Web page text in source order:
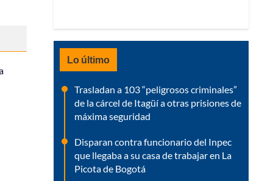
Lo último
Trasladan a 103 “peligrosos criminales”
de la cárcel de Itagüí a otras prisiones de
máxima seguridad
Disparan contra funcionario del Inpec
que llegaba a su casa de trabajar en La
Picota de Bogotá